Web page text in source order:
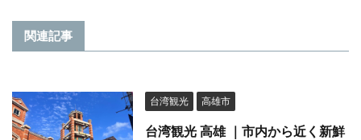
関連記事
台湾観光 高雄市
台湾観光 高雄 ｜市内から近く新鮮